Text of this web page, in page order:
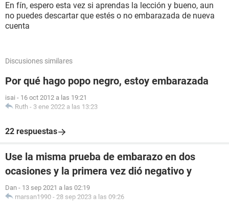
En fín, espero esta vez si aprendas la lección y bueno, aun
no puedes descartar que estés o no embarazada de nueva
cuenta
Discusiones similares
Por qué hago popo negro, estoy embarazada
isai - 16 oct 2012 a las 19:21
Ruth - 3 ene 2022 a las 13:23
22 respuestas
Use la misma prueba de embarazo en dos
ocasiones y la primera vez dió negativo y
Dan - 13 sep 2021 a las 02:19
marsan1990 - 28 sep 2023 a las 09:26